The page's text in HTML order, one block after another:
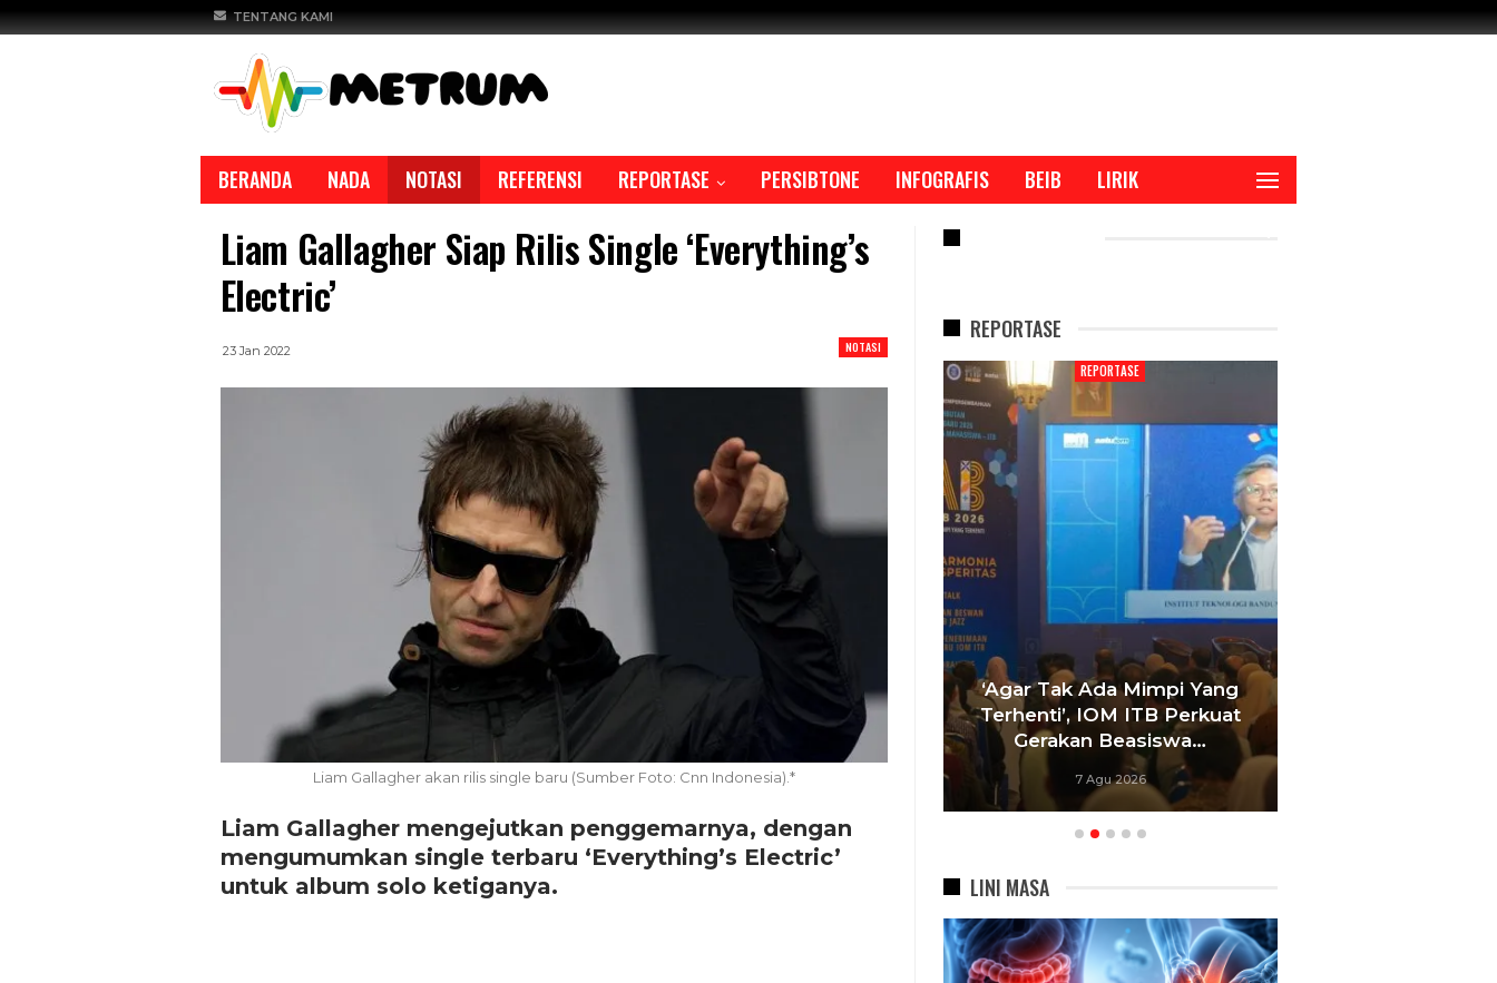
TENTANG KAMI
BERANDA NADA NOTASI REFERENSI REPORTASE PERSIBTONE INFOGRAFIS BEIB LIRIK
Liam Gallagher Siap Rilis Single ‘Everything’s
Electric’
NOTASI
23 Jan 2022
Liam Gallagher akan rilis single baru (Sumber Foto: Cnn Indonesia).*
Liam Gallagher mengejutkan penggemarnya, dengan
mengumumkan single terbaru ‘Everything’s Electric’
untuk album solo ketiganya.
REPORTASE
Pemkot Siapkan TPST
Tegalega Untuk Produksi
Briket RDF Bernilai Tambah
6 Agu 2026
Tren Bergeser, Generasi
Muda Mulai Tinggalkan Pesta
Mewah Dan Memilih Nikah
7 Agu 2026
REPORTASE
‘Agar Tak Ada Mimpi Yang
Terhenti’, IOM ITB Perkuat
Gerakan Beasiswa…
7 Agu 2026
LINI MASA